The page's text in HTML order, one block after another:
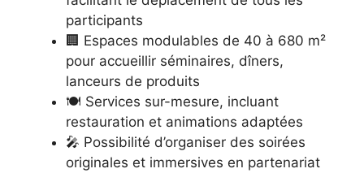
participants
🏢 Espaces modulables de 40 à 680 m²
pour accueillir séminaires, dîners,
lanceurs de produits
🍽 Services sur-mesure, incluant
restauration et animations adaptées
🎤 Possibilité d’organiser des soirées
originales et immersives en partenariat